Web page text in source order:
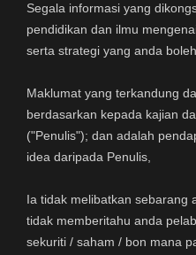
Segala informasi yang
pendidikan dan ilmu
serta strategi yang anda
Maklumat yang terkandung
berdasarkan kepada kajian
("Penulis"); dan adalah
idea daripada Penulis,
Ia tidak melibatkan sebarang
tidak memberitahu anda
sekuriti / saham / bon mana